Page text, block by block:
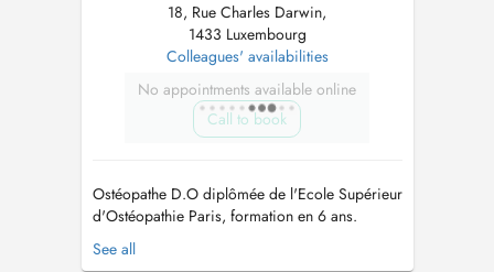
18, Rue Charles Darwin,
1433 Luxembourg
Colleagues' availabilities
No appointments available online
Call to book
Ostéopathe D.O diplômée de l'Ecole Supérieur
d'Ostéopathie Paris, formation en 6 ans.
Ostéopathie générale, spécialisée en
périnatalité pour la prise en charge des
See all